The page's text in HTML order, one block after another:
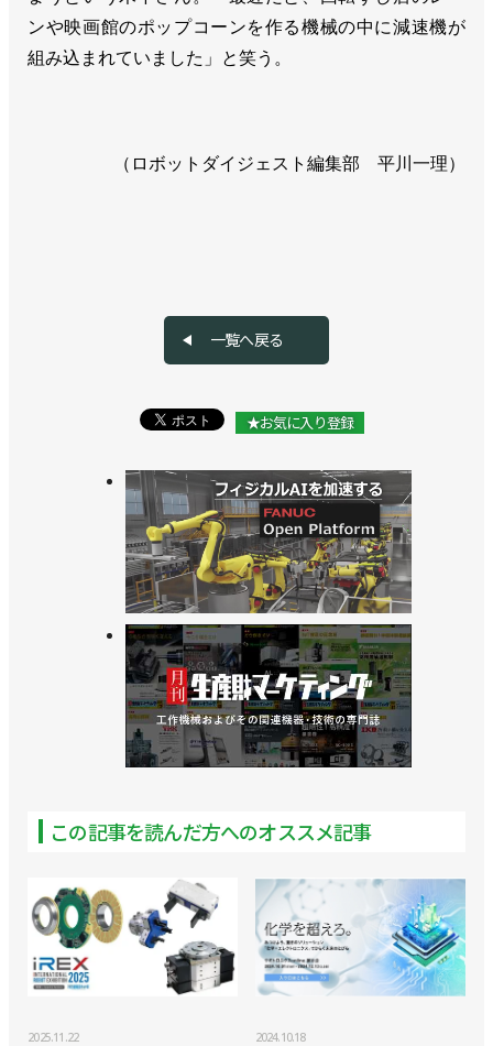
ンや映画館のポップコーンを作る機械の中に減速機が
組み込まれていました」と笑う。
（ロボットダイジェスト編集部 平川一理）
一覧へ戻る
★お気に入り登録
この記事を読んだ方へのオススメ記事
2025.11.22 2024.10.18